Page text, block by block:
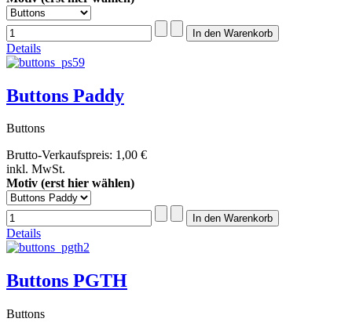
Details
Buttons Paddy
Buttons
Brutto-Verkaufspreis: 1,00 €
inkl. MwSt.
Motiv (erst hier wählen)
Details
Buttons PGTH
Buttons